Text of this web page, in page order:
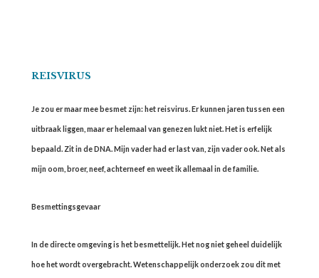
REISVIRUS
Je zou er maar mee besmet zijn: het reisvirus. Er kunnen jaren tussen een
uitbraak liggen, maar er helemaal van genezen lukt niet. Het is erfelijk
bepaald. Zit in de DNA. Mijn vader had er last van, zijn vader ook. Net als
mijn oom, broer, neef, achterneef en weet ik allemaal in de familie.
Besmettingsgevaar
In de directe omgeving is het besmettelijk. Het nog niet geheel duidelijk
hoe het wordt overgebracht. Wetenschappelijk onderzoek zou dit met